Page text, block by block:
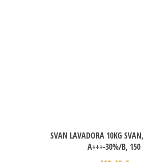
SVAN LAVADORA 10KG
A+++-30%/B, 150